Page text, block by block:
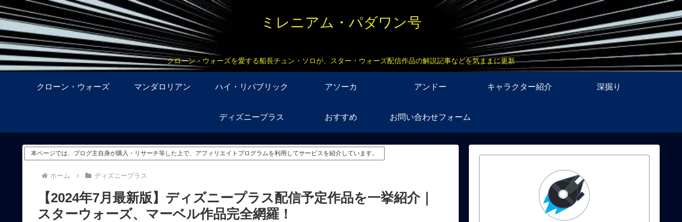
ミレニアム・パダワン号
クローン・ウォーズを愛する船長チュン・ソロが、スター・ウォーズ配信作品の解説記事などを気ままに更新
クローン・ウォーズ マンダロリアン ハイ・リパブリック アソーカ アンドー キャラクター紹介 深掘り
ディズニープラス おすすめ お問い合わせフォーム
本ページでは、ブログ主自身が購入・リサーチ等した上で、アフィリエイトプログラムを利用してサービスを紹介しています。
ホーム ディズニープラス
【2024年7月最新版】ディズニープラス配信予定作品を一挙紹介｜
スターウォーズ、マーベル作品完全網羅！